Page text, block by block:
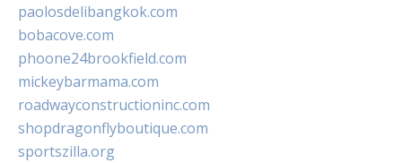
paolosdelibangkok.com
bobacove.com
phoone24brookfield.com
mickeybarmama.com
roadwayconstructioninc.com
shopdragonflyboutique.com
sportszilla.org